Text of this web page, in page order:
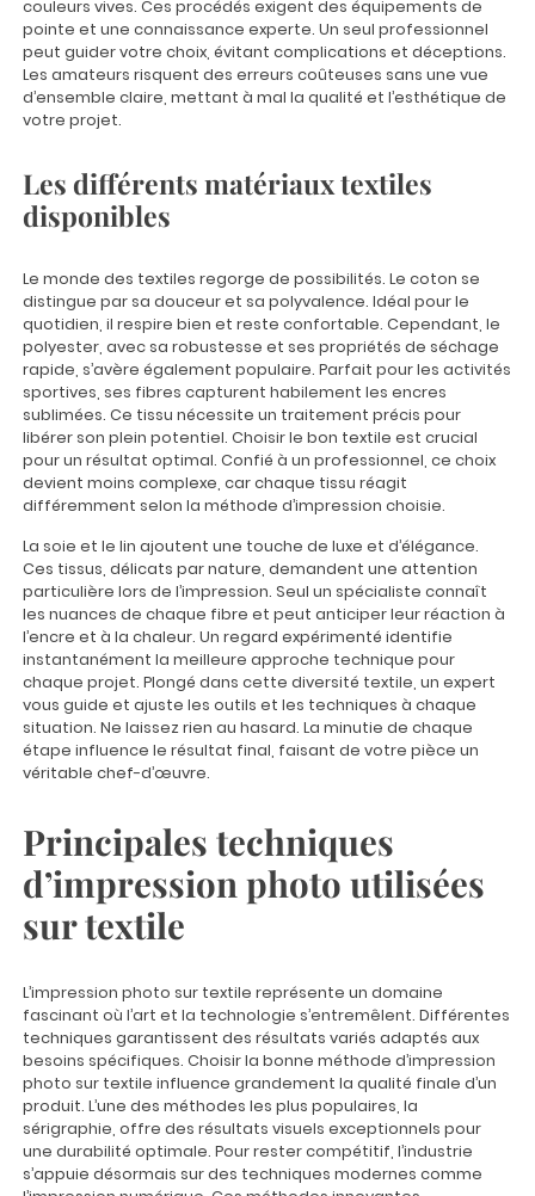
couleurs vives. Ces procédés exigent des équipements de
pointe et une connaissance experte. Un seul professionnel
peut guider votre choix, évitant complications et déceptions.
Les amateurs risquent des erreurs coûteuses sans une vue
d’ensemble claire, mettant à mal la qualité et l’esthétique de
votre projet.
Les différents matériaux textiles
disponibles
Le monde des textiles regorge de possibilités. Le coton se
distingue par sa douceur et sa polyvalence. Idéal pour le
quotidien, il respire bien et reste confortable. Cependant, le
polyester, avec sa robustesse et ses propriétés de séchage
rapide, s’avère également populaire. Parfait pour les activités
sportives, ses fibres capturent habilement les encres
sublimées. Ce tissu nécessite un traitement précis pour
libérer son plein potentiel. Choisir le bon textile est crucial
pour un résultat optimal. Confié à un professionnel, ce choix
devient moins complexe, car chaque tissu réagit
différemment selon la méthode d’impression choisie.
La soie et le lin ajoutent une touche de luxe et d’élégance.
Ces tissus, délicats par nature, demandent une attention
particulière lors de l’impression. Seul un spécialiste connaît
les nuances de chaque fibre et peut anticiper leur réaction à
l’encre et à la chaleur. Un regard expérimenté identifie
instantanément la meilleure approche technique pour
chaque projet. Plongé dans cette diversité textile, un expert
vous guide et ajuste les outils et les techniques à chaque
situation. Ne laissez rien au hasard. La minutie de chaque
étape influence le résultat final, faisant de votre pièce un
véritable chef-d’œuvre.
Principales techniques
d’impression photo utilisées
sur textile
L’impression photo sur textile représente un domaine
fascinant où l’art et la technologie s’entremêlent. Différentes
techniques garantissent des résultats variés adaptés aux
besoins spécifiques. Choisir la bonne méthode d’impression
photo sur textile influence grandement la qualité finale d’un
produit. L’une des méthodes les plus populaires, la
sérigraphie, offre des résultats visuels exceptionnels pour
une durabilité optimale. Pour rester compétitif, l’industrie
s’appuie désormais sur des techniques modernes comme